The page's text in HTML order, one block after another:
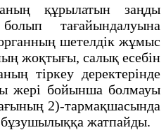
құрылатын заңды
тағайындалуына
шетелдік жұмыс
жоқтығы, салық есебін
тіркеу деректерінде
жері бойынша болмауы
2)-тармақшасында
бұзушылыққа жатпайды.